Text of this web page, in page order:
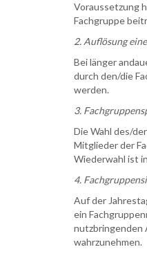
Voraussetzung
Fachgruppe
2. Auflösung
Bei länger
durch den/die
werden.
3.
Die Wahl des/
Mitglieder der
Wiederwahl ist
4.
Auf der
ein
nutzbringenden
wahrzunehmen.